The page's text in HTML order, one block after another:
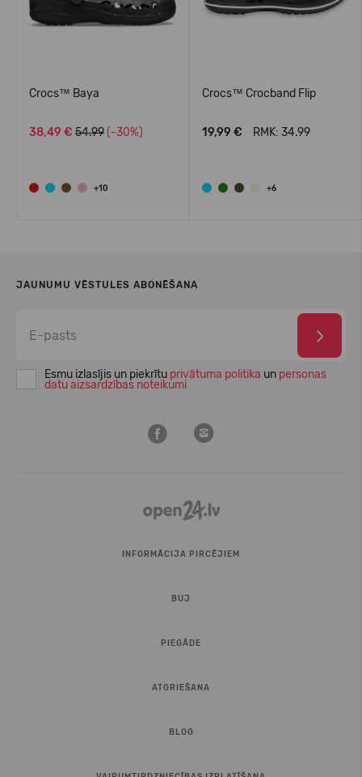
Crocs™ Baya
38,49 € 54.99 (-30%)
+10
Crocs™ Crocband Flip
19,99 € RMK: 34.99
+6
JAUNUMU VĒSTULES ABONĒŠANA
Esmu izlasījis un piekrītu privātuma politika un personas
datu aizsardzības noteikumi
INFORMĀCIJA PIRCĒJIEM
BUJ
PIEGĀDE
ATGRIEŠANA
BLOG